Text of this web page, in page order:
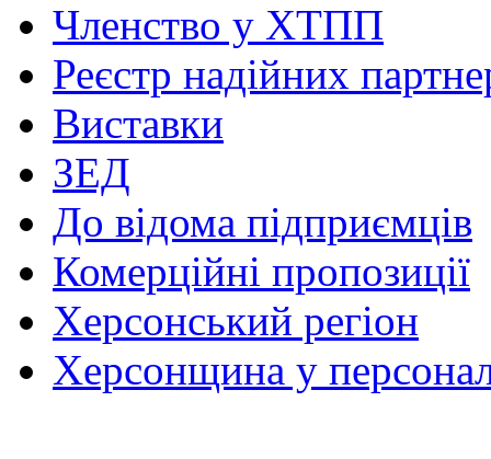
Членство у ХТПП
Реєстр надійних
Виставки
ЗЕД
До відома підприємців
Комерційні пропозиції
Херсонський регіон
Херсонщина у